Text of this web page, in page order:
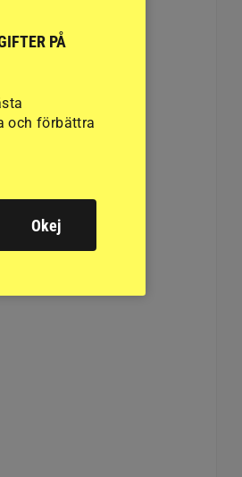
PÅ
och förbättra
Okej